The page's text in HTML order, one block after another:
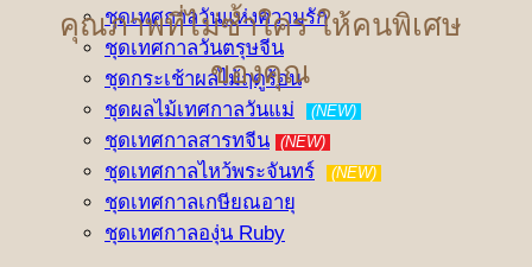
ชุดเทศกาลวันแห่งความรัก
ชุดเทศกาลวันตรุษจีน
ชุดกระเช้าผลไม้ฤดูร้อน
ชุดผลไม้เทศกาลวันแม่
(NEW)
ชุดเทศกาลสารทจีน (NEW)
ชุดเทศกาลไหว้พระจันทร์ (NEW)
ชุดเทศกาลเกษียณอายุ
ชุดเทศกาลองุ่น Ruby
คุณภาพที่ไม่ซ้ำใคร ให้คนพิเศษ
ของคุณ